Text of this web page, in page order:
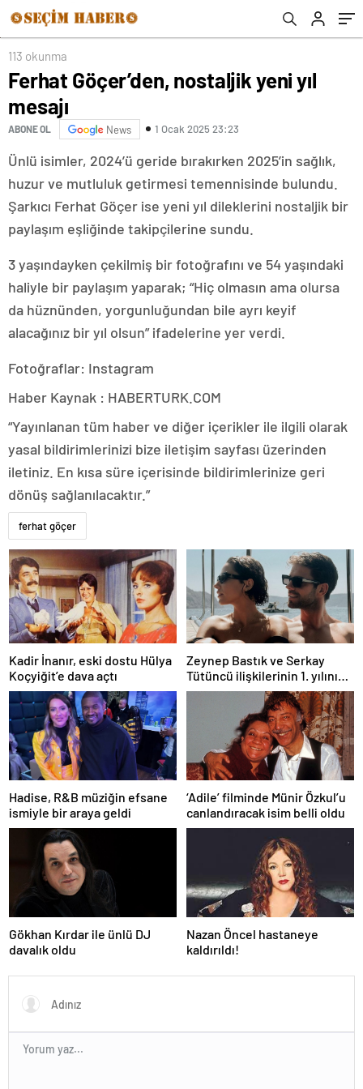
113 okunma
Ferhat Göçer’den, nostaljik yeni yıl
mesajı
ABONE OL News 1 Ocak 2025 23:23
Ünlü isimler, 2024’ü geride bırakırken 2025’in sağlık,
huzur ve mutluluk getirmesi temennisinde bulundu.
Şarkıcı Ferhat Göçer ise yeni yıl dileklerini nostaljik bir
paylaşım eşliğinde takipçilerine sundu.
3 yaşındayken çekilmiş bir fotoğrafını ve 54 yaşındaki
haliyle bir paylaşım yaparak; “Hiç olmasın ama olursa
da hüznünden, yorgunluğundan bile ayrı keyif
alacağınız bir yıl olsun” ifadelerine yer verdi.
Fotoğraflar: Instagram
Haber Kaynak : HABERTURK.COM
“Yayınlanan tüm haber ve diğer içerikler ile ilgili olarak
yasal bildirimlerinizi bize iletişim sayfası üzerinden
iletiniz. En kısa süre içerisinde bildirimlerinize geri
dönüş sağlanılacaktır.”
ferhat göçer
Kadir İnanır, eski dostu Hülya
Koçyiğit’e dava açtı
Zeynep Bastık ve Serkay
Tütüncü ilişkilerinin 1. yılını
kutladı
Hadise, R&B müziğin efsane
ismiyle bir araya geldi
‘Adile’ filminde Münir Özkul’u
canlandıracak isim belli oldu
Gökhan Kırdar ile ünlü DJ
davalık oldu
Nazan Öncel hastaneye
kaldırıldı!